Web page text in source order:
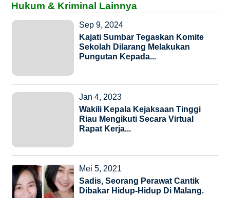
Hukum & Kriminal Lainnya
Sep 9, 2024
Kajati Sumbar Tegaskan Komite
Sekolah Dilarang Melakukan
Pungutan Kepada...
Jan 4, 2023
Wakili Kepala Kejaksaan Tinggi
Riau Mengikuti Secara Virtual
Rapat Kerja...
Mei 5, 2021
Sadis, Seorang Perawat Cantik
Dibakar Hidup-Hidup Di Malang.